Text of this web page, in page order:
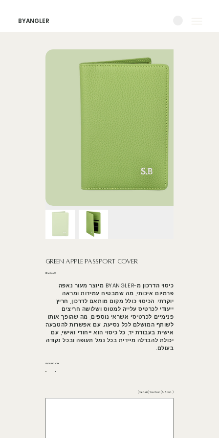
BYANGLER
Green apple Passport cover
מחיר
כיסוי הדרכון מ-BYANGLER מיוצר מעור נאפה
פרמיום איכותי, מה שמבטיח עמידות ומראה
יוקרתי. הכיסוי כולל מקום מותאם לדרכון, חריץ
ייעודי לכרטיס עלייה למטוס ושלושה חריצים
פנימיים לכרטיסי אשראי נוספים, מה שהופך אותו
לשותף המושלם לכל נסיעה. עם אפשרות להטבעה
אישית בעבודת יד, כל כיסוי הוא ייחודי ואישי, עם
יכולת להבדלה מיידית בכל נמל תעופה ובכל נקודה
בעולם.
צבע ההטבעה
Your text: (A-Z and . ) (לא חובה)